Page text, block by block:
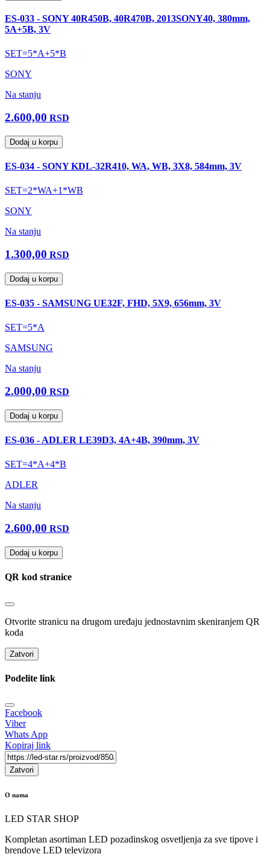
ES-033 - SONY 40R450B, 40R470B, 2013SONY40, 380mm,
5A+5B, 3V
SET=5*A+5*B
SONY
Na stanju
2.600,00 RSD
Dodaj u korpu
ES-034 - SONY KDL-32R410, WA, WB, 3X8, 584mm, 3V
SET=2*WA+1*WB
SONY
Na stanju
1.300,00 RSD
Dodaj u korpu
ES-035 - SAMSUNG UE32F, FHD, 5X9, 656mm, 3V
SET=5*A
SAMSUNG
Na stanju
2.000,00 RSD
Dodaj u korpu
ES-036 - ADLER LE39D3, 4A+4B, 390mm, 3V
SET=4*A+4*B
ADLER
Na stanju
2.600,00 RSD
Dodaj u korpu
QR kod stranice
Otvorite stranicu na drugom uređaju jednostavnim skeniranjem QR
koda
Zatvori
Podelite link
Facebook
Viber
Whats App
Kopiraj link
Zatvori
O nama
LED STAR SHOP
Kompletan asortiman LED pozadinskog osvetljenja za sve tipove i
brendove LED televizora